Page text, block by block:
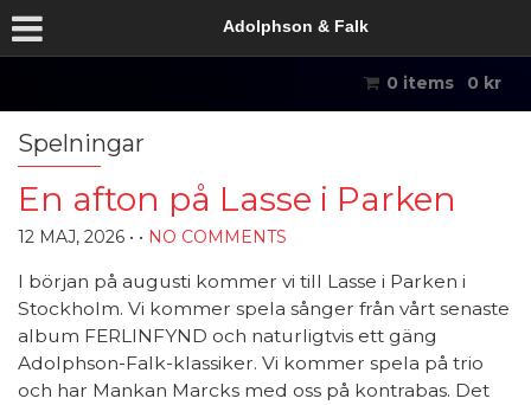
Adolphson & Falk
0 items 0 kr
Spelningar
En afton på Lasse i Parken
12 MAJ, 2026 • • NO COMMENTS
I början på augusti kommer vi till Lasse i Parken i
Stockholm. Vi kommer spela sånger från vårt senaste
album FERLINFYND och naturligtvis ett gäng
Adolphson-Falk-klassiker. Vi kommer spela på trio
och har Mankan Marcks med oss på kontrabas. Det